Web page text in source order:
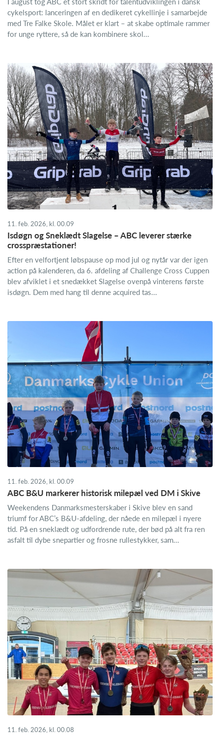
cykelsport: lanceringen af en dedikeret cykellinje i samarbejde
med Tre Falke Skole. Målet er klart – at skabe optimale rammer
for unge ryttere, så de kan kombinere skol...
11. feb. 2026, kl. 00.09
Isdøgn og Sneklædt Slagelse – ABC leverer stærke
crosspræstationer!
Efter en velfortjent løbspause op mod jul og nytår var der igen
action på kalenderen, da 6. afdeling af Challenge Cross Cuppen
blev afviklet i et snedækket Slagelse ovenpå vinterens første
isdøgn. Dem med hang til denne acquired tas...
11. feb. 2026, kl. 00.09
ABC B&U markerer historisk milepæl ved DM i Skive
Weekendens Danmarksmesterskaber i Skive blev en sand
triumf for ABC’s B&U-afdeling, der nåede en milepæl i nyere
tid. På en sneklædt og udfordrende rute, der bød på alt fra ren
asfalt til dybe snepartier og frosne rullestykker, sam...
11. feb. 2026, kl. 00.08